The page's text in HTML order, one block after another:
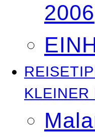
2006
KLEINER